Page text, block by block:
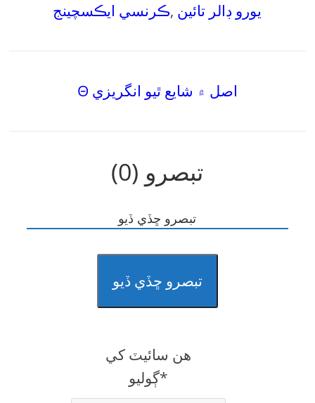
ڪرنسي ايڪسچينج, يورو ڊالر تائين
Θ اصل ۾ شايع ٿيو انگريزي
تبصرو (0)
تبصرو ڇڏي ڏيو
تبصرو ڇڏي ڏيو
هن سائيٽ کي
ڳوليو*